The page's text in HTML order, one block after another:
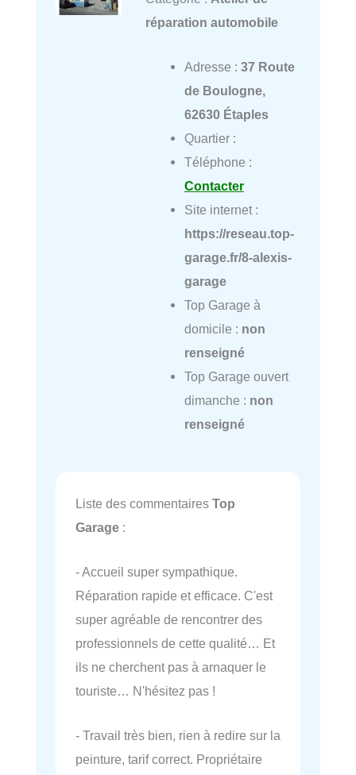
réparation automobile
Adresse : 37 Route
de Boulogne,
62630 Étaples
Quartier :
Téléphone :
Contacter
Site internet :
https://reseau.top-
garage.fr/8-alexis-
garage
Top Garage à
domicile : non
renseigné
Top Garage ouvert
dimanche : non
renseigné
Liste des commentaires Top
Garage :
- Accueil super sympathique.
Réparation rapide et efficace. C'est
super agréable de rencontrer des
professionnels de cette qualité… Et
ils ne cherchent pas à arnaquer le
touriste… N'hésitez pas !
- Travail très bien, rien à redire sur la
peinture, tarif correct. Propriétaire